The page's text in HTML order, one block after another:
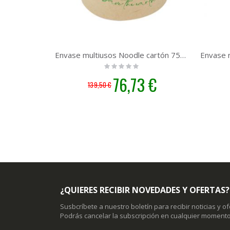
Envase multiusos Noodle cartón 750ml. comidas orientales | 500 unidades
Rating:
0%
139,50 €
Precio
especial
76,73 €
¿QUIERES RECIBIR NOVEDADES Y OFERTAS?
Susbcríbete a nuestro boletín para recibir noticias y
Podrás cancelar la subscripción en cualquier